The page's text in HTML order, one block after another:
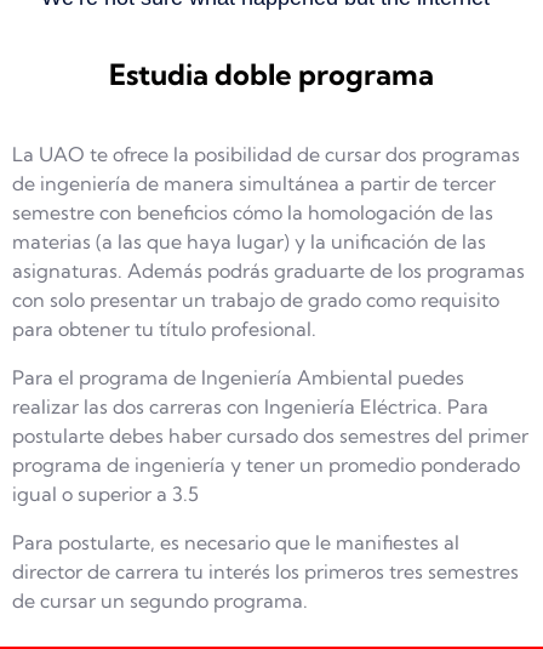
Estudia doble programa
La UAO te ofrece la posibilidad de cursar dos programas
de ingeniería de manera simultánea a partir de tercer
semestre con beneficios cómo la homologación de las
materias (a las que haya lugar) y la unificación de las
asignaturas. Además podrás graduarte de los programas
con solo presentar un trabajo de grado como requisito
para obtener tu título profesional.
Para el programa de Ingeniería Ambiental puedes
realizar las dos carreras con Ingeniería Eléctrica. Para
postularte debes haber cursado dos semestres del primer
programa de ingeniería y tener un promedio ponderado
igual o superior a 3.5
Para postularte, es necesario que le manifiestes al
director de carrera tu interés los primeros tres semestres
de cursar un segundo programa.